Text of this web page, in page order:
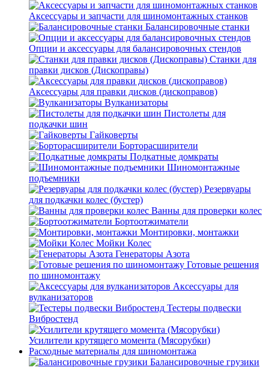
Аксессуары и запчасти для шиномонтажных станков
Балансировочные станки
Опции и аксессуары для балансировочных стендов
Станки для
правки дисков (Дископравы)
Аксессуары для правки дисков (дископравов)
Вулканизаторы
Пистолеты для
подкачки шин
Гайковерты
Борторасширители
Подкатные домкраты
Шиномонтажные
подъемники
Резервуары
для подкачки колес (бустер)
Ванны для проверки колес
Бортоотжиматели
Монтировки, монтажки
Мойки Колес
Генераторы Азота
Готовые решения
по шиномонтажу
Аксессуары для
вулканизаторов
Тестеры подвески
Вибростенд
Усилители крутящего момента (Мясорубки)
Расходные материалы для шиномонтажа
Балансировочные грузики